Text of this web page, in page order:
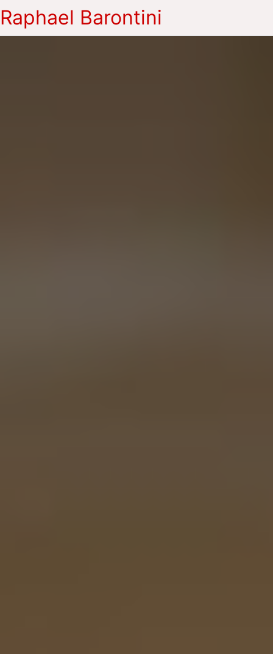
Raphael Barontini